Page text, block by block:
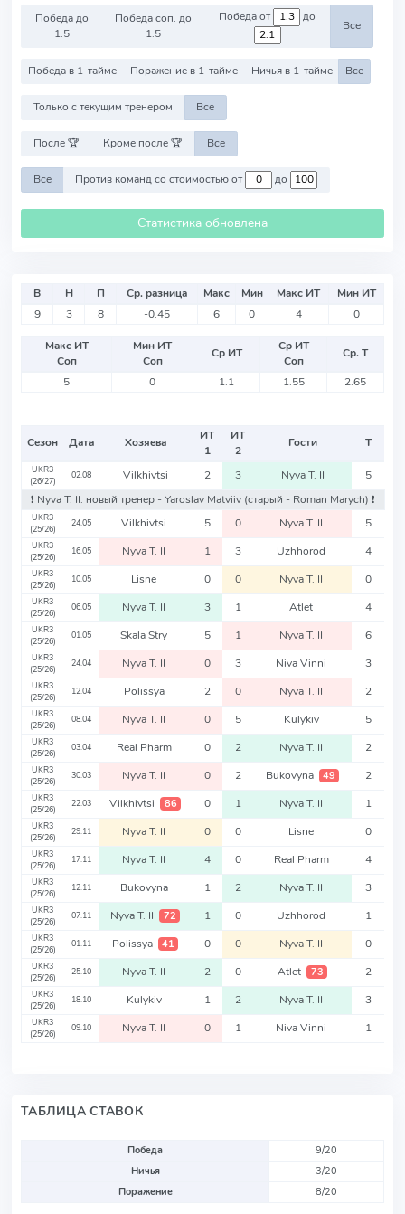
Победа до
1.5
Победа соп. до
1.5
Победа от до
Все
Победа в 1-тайме Поражение в 1-тайме Ничья в 1-тайме Все
Только с текущим тренером Все
После 🏆 Кроме после 🏆 Все
Все Против команд со стоимостью от до
Статистика обновлена
В Н П Ср. разница Макс Мин Макс ИТ
Мин ИТ
9
3 8 -0.45 6 0 4 0
Макс ИТ
Соп
Мин ИТ
Соп
Ср ИТ
Ср ИТ
Соп
Ср. Т
5
0 1.1 1.55 2.65
Сезон Дата Хозяева
ИТ
1
ИТ
2
Гости Т
UKR3
(26/27)
02.08 Vilkhivtsi 2 3 Nyva T. II
5
❗️ Nyva T. II: новый тренер - Yaroslav Matviiv (старый - Roman Marych) ❗️
UKR3
(25/26)
24.05 Vilkhivtsi 5 0 Nyva T. II 5
UKR3
(25/26)
16.05 Nyva T. II 1 3 Uzhhorod 4
UKR3
(25/26)
10.05 Lisne 0 0 Nyva T. II 0
UKR3
(25/26)
06.05 Nyva T. II 3 1 Atlet 4
UKR3
(25/26)
01.05 Skala Stry 5 1 Nyva T. II 6
UKR3
(25/26)
24.04 Nyva T. II 0 3 Niva Vinni 3
UKR3
(25/26)
12.04 Polissya 2 0 Nyva T. II 2
UKR3
(25/26)
08.04 Nyva T. II 0 5 Kulykiv 5
UKR3
(25/26)
03.04 Real Pharm 0 2 Nyva T. II 2
UKR3
(25/26)
30.03 Nyva T. II 0 2 Bukovyna 49 2
UKR3
(25/26)
22.03 Vilkhivtsi 86 0 1 Nyva T. II 1
UKR3
(25/26)
29.11 Nyva T. II 0 0 Lisne 0
UKR3
(25/26)
17.11 Nyva T. II 4 0 Real Pharm 4
UKR3
(25/26)
12.11 Bukovyna 1 2 Nyva T. II 3
UKR3
(25/26)
07.11 Nyva T. II 72 1 0 Uzhhorod 1
UKR3
(25/26)
01.11 Polissya 41 0 0 Nyva T. II 0
UKR3
(25/26)
25.10 Nyva T. II 2 0 Atlet 73 2
UKR3
(25/26)
18.10 Kulykiv 1 2 Nyva T. II 3
UKR3
(25/26)
09.10 Nyva T. II 0 1 Niva Vinni 1
ТАБЛИЦА СТАВОК
Победа
9/20
Ничья
3/20
Поражение
8/20